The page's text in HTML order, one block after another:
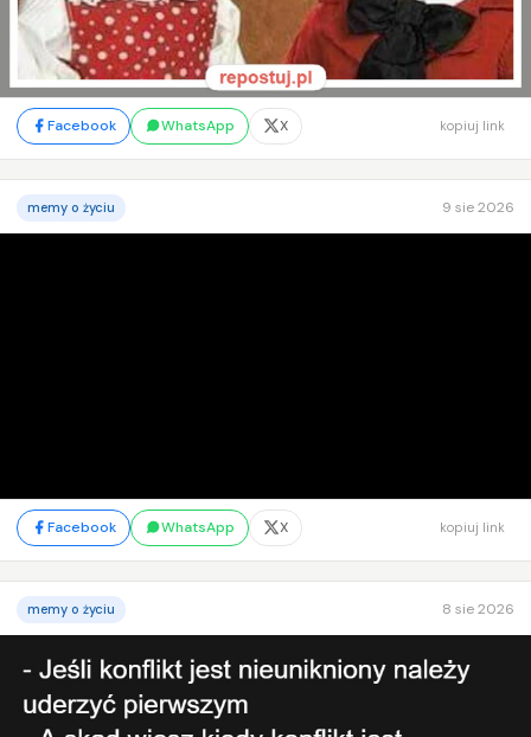
Facebook WhatsApp X kopiuj link
memy o życiu 9 sie 2026
Facebook WhatsApp X kopiuj link
memy o życiu 8 sie 2026